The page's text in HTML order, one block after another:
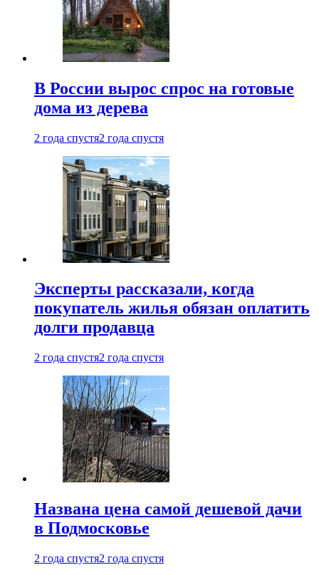
В России вырос спрос на готовые
дома из дерева
2 года спустя2 года спустя
Эксперты рассказали, когда
покупатель жилья обязан оплатить
долги продавца
2 года спустя2 года спустя
Названа цена самой дешевой дачи
в Подмосковье
2 года спустя2 года спустя